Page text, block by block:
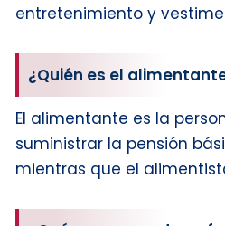
entretenimiento y
¿Quién es el
El alimentante es la
suministrar la pensión
mientras que el